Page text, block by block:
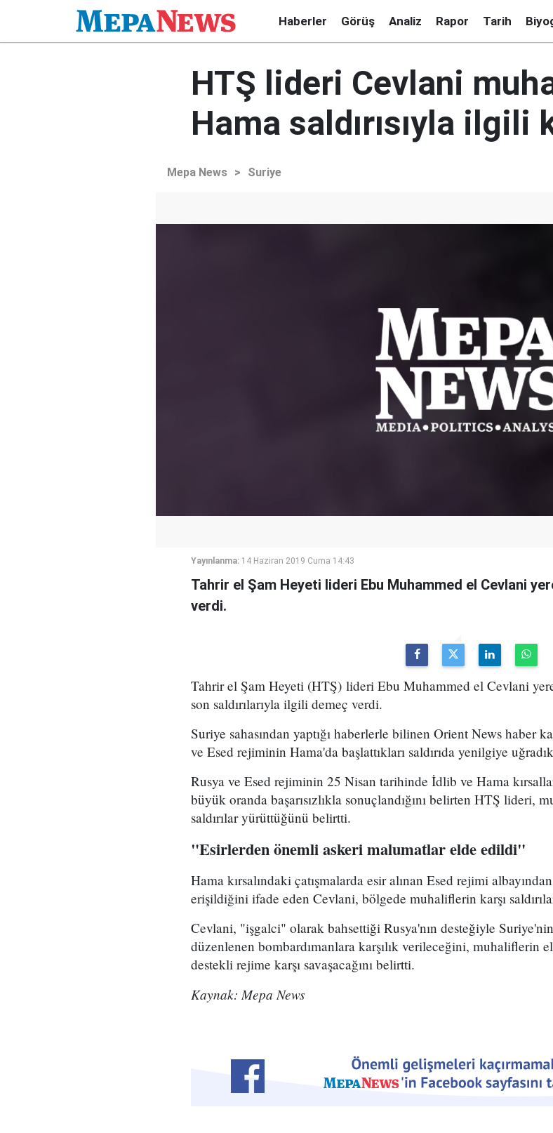
Haberler Görüş Analiz Rapor Tarih
HTŞ lideri Cevlani
Hama saldırısıyla ilgili
Mepa News > Suriye
Yayınlanma: 14 Haziran 2019 Cuma 14:43
Tahrir el Şam Heyeti lideri Ebu Muhammed el Cevlani
verdi.
Tahrir el Şam Heyeti (HTŞ) lideri Ebu Muhammed el Cevlani
son saldırılarıyla ilgili demeç verdi.
Suriye sahasından yaptığı haberlerle bilinen Orient News haber
ve Esed rejiminin Hama'da başlattıkları saldırıda yenilgiye
Rusya ve Esed rejiminin 25 Nisan tarihinde İdlib ve Hama
büyük oranda başarısızlıkla sonuçlandığını belirten HTŞ lideri,
saldırılar yürüttüğünü belirtti.
"Esirlerden önemli askeri malumatlar elde edildi"
Hama kırsalındaki çatışmalarda esir alınan Esed rejimi
erişildiğini ifade eden Cevlani, bölgede muhaliflerin karşı
Cevlani, "işgalci" olarak bahsettiği Rusya'nın desteğiyle
düzenlenen bombardımanlara karşılık verileceğini, muhaliflerin
destekli rejime karşı savaşacağını belirtti.
Kaynak: Mepa News